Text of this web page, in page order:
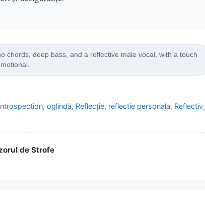
chords, deep bass, and a reflective male vocal, with a touch
,oglindă, Reflecție, reflectie personala, Reflectiv,
de Strofe